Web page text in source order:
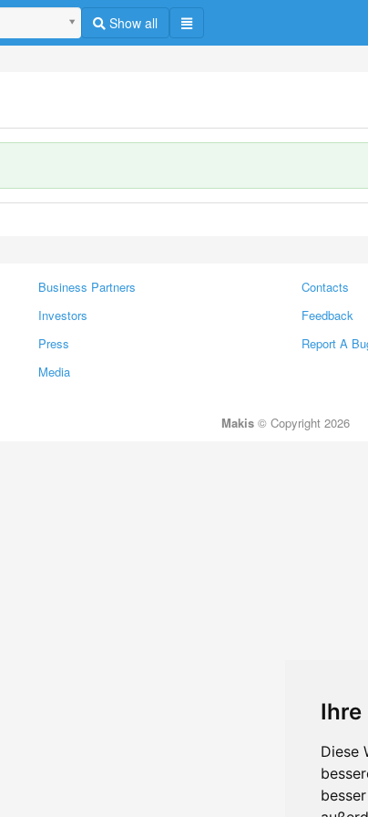
Diese
Show all
Business Partners
Investors
Press
Media
Contacts
Feedback
Report A
Makis© Copyright 2026